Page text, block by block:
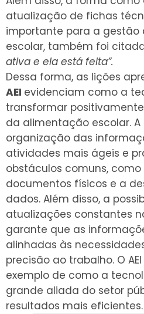
atualização de fichas
importante para a
escolar, também foi
ativa e ela está feita”.
Dessa forma, as lições
AEI evidenciam como a
transformar
da alimentação escolar.
organização das
atividades mais ágeis e
obstáculos comuns,
documentos físicos e a
dados. Além disso, a
atualizações constantes
garante que as
alinhadas às
precisão ao trabalho. O
exemplo de como a
grande aliada do setor
resultados mais eficientes.